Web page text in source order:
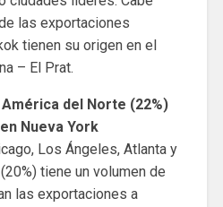
las exportaciones
tienen su origen en el
– El Prat.
del Norte (22%)
Nueva York
Los Ángeles, Atlanta y
tiene un volumen de
las exportaciones a